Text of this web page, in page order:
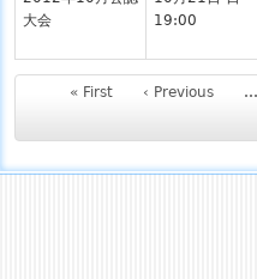
大会
19:00
« First ‹ Previous …